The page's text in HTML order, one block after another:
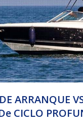
ARRANQUE
CICLO